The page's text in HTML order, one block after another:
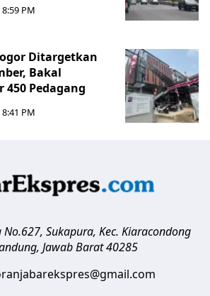
PM
Ditargetkan
Bakal
Pedagang
PM
No.627, Sukapura, Kec. Kiaracondong
, Jawab Barat 40285